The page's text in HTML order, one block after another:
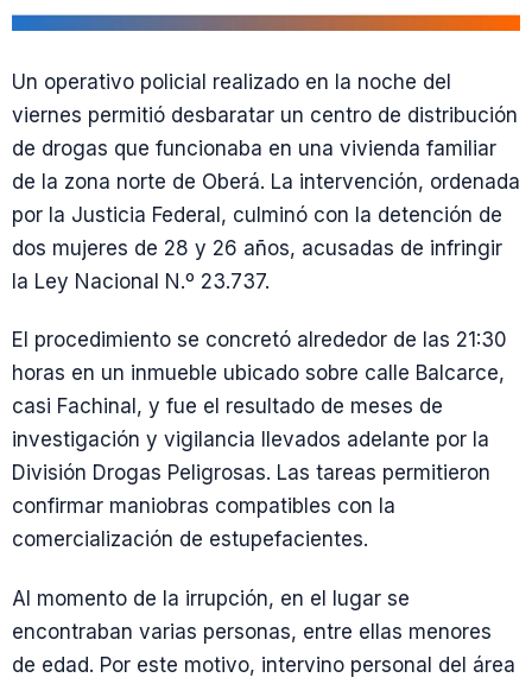
Un operativo policial realizado en la noche del
viernes permitió desbaratar un centro de distribución
de drogas que funcionaba en una vivienda familiar
de la zona norte de Oberá. La intervención, ordenada
por la Justicia Federal, culminó con la detención de
dos mujeres de 28 y 26 años, acusadas de infringir
la Ley Nacional N.º 23.737.
El procedimiento se concretó alrededor de las 21:30
horas en un inmueble ubicado sobre calle Balcarce,
casi Fachinal, y fue el resultado de meses de
investigación y vigilancia llevados adelante por la
División Drogas Peligrosas. Las tareas permitieron
confirmar maniobras compatibles con la
comercialización de estupefacientes.
Al momento de la irrupción, en el lugar se
encontraban varias personas, entre ellas menores
de edad. Por este motivo, intervino personal del área